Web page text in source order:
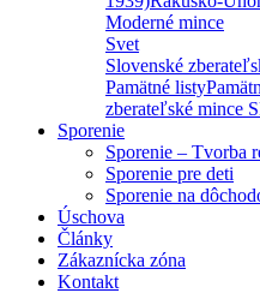
Moderné mince
Svet
Slovenské
Pamätné listy
zberateľské mince
Sporenie
Sporenie – Tvorba
Sporenie pre deti
Sporenie na
Úschova
Články
Zákaznícka zóna
Kontakt